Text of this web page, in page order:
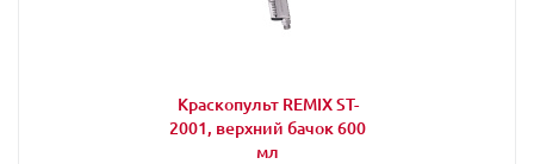
Краскопульт REMIX ST-
2001, верхний бачок 600
мл